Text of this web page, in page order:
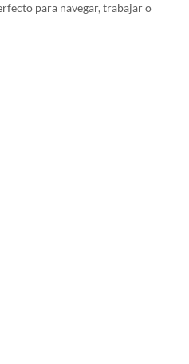
para navegar, trabajar o